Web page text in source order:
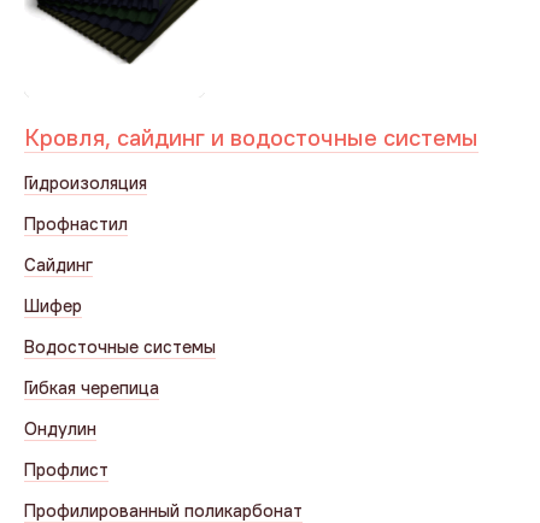
Кровля, сайдинг и водосточные системы
Гидроизоляция
Профнастил
Сайдинг
Шифер
Водосточные системы
Гибкая черепица
Ондулин
Профлист
Профилированный поликарбонат